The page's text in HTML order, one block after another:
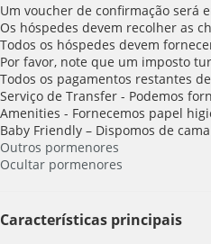
Um voucher de confirmação será
Os hóspedes devem recolher as
Todos os hóspedes devem
Por favor, note que um imposto
Todos os pagamentos restantes
Serviço de Transfer - Podemos
Amenities - Fornecemos papel
Baby Friendly – Dispomos de
Outros pormenores
Ocultar pormenores
Características principais